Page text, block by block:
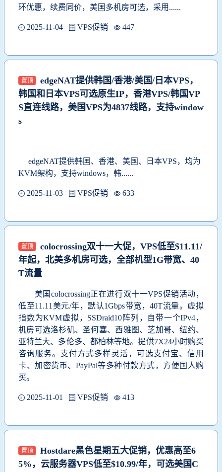
环优惠，续费同价，美国多机房可选，采用......
2025-11-04 VPS促销 447
置顶
edgeNAT提供韩国/香港/美国/日本VPS，
韩国和日本VPS可选原生IP，香港VPS/韩国VP
S直连线路，美国VPS为4837线路，支持window
s
edgeNAT提供韩国、香港、美国、日本VPS，均为
KVM架构，支持windows，韩......
2025-11-03 VPS促销 633
置顶
colocrossing双十一大促，VPS低至$11.11/
年起，北美多机房可选，全部机型1G带宽、40
T流量
美国colocrossing正在进行双十一VPS促销活动，
低至11.11美元/年，默认1Gbps带宽，40T流量。虚拟
指数为KVM虚拟，SSDraid10阵列，自带一个IPv4，
机房可选洛杉矶、圣何塞、西雅图、芝加哥、纽约、
亚特兰大、多伦多、都柏林等地。提供7X24小时购买
咨询服务。支付方式多样灵活，可选支付宝、信用
卡、加密货币、PayPal等多种付款方式，方便国人购
买。
2025-11-01 VPS促销 413
置顶
Hostdare黑色星期五大促销，优惠高至6
5%，云服务器VPS低至$10.99/年，可选美国C